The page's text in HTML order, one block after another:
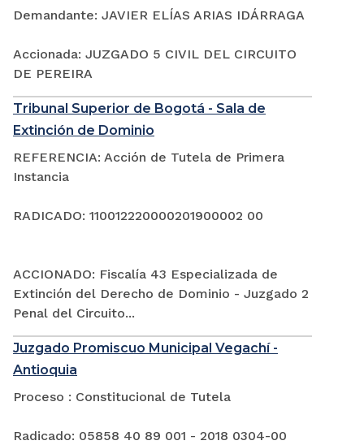
Demandante: JAVIER ELÍAS ARIAS IDÁRRAGA
Accionada: JUZGADO 5 CIVIL DEL CIRCUITO
DE PEREIRA
Tribunal Superior de Bogotá - Sala de
Extinción de Dominio
REFERENCIA: Acción de Tutela de Primera
Instancia
RADICADO: 110012220000201900002 00
ACCIONADO: Fiscalía 43 Especializada de
Extinción del Derecho de Dominio - Juzgado 2
Penal del Circuito...
Juzgado Promiscuo Municipal Vegachí -
Antioquia
Proceso : Constitucional de Tutela
Radicado: 05858 40 89 001 - 2018 0304-00